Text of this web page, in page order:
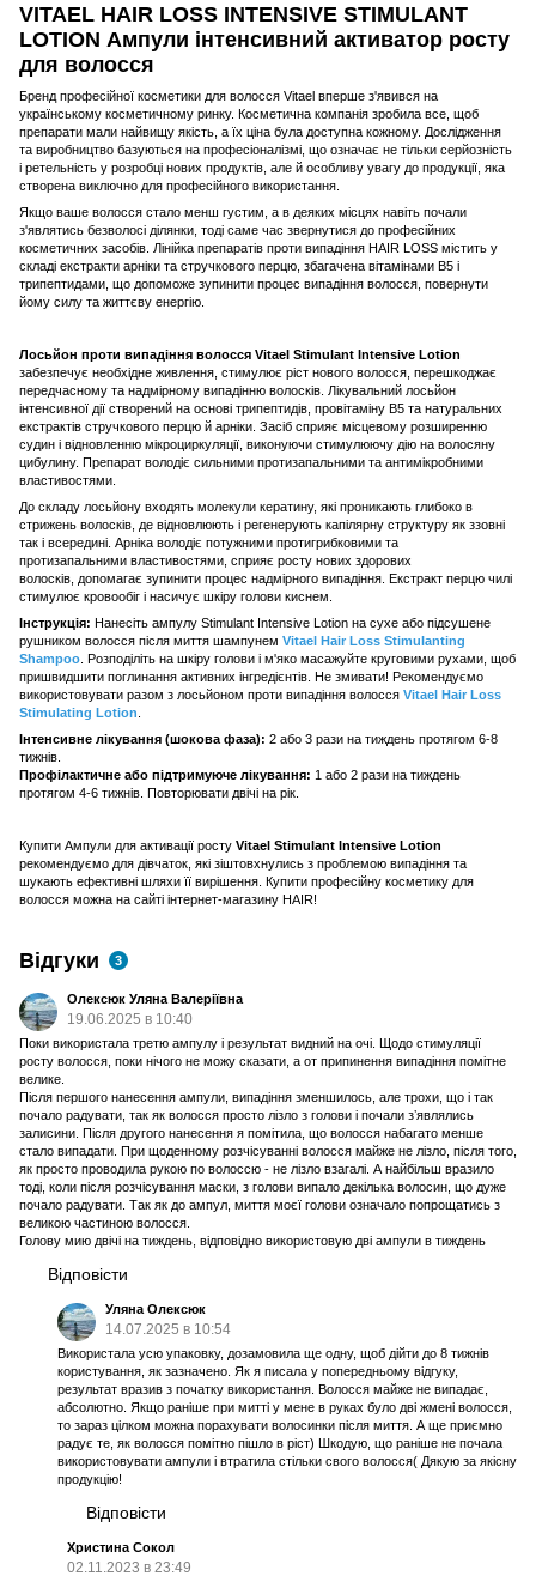
VITAEL HAIR LOSS INTENSIVE STIMULANT
LOTION Ампули інтенсивний активатор росту
для волосся
Бренд професійної косметики для волосся Vitael вперше з'явився на
українському косметичному ринку. Косметична компанія зробила все, щоб
препарати мали найвищу якість, а їх ціна була доступна кожному. Дослідження
та виробництво базуються на професіоналізмі, що означає не тільки серйозність
і ретельність у розробці нових продуктів, але й особливу увагу до продукції, яка
створена виключно для професійного використання.
Якщо ваше волосся стало менш густим, а в деяких місцях навіть почали
з'являтись безволосі ділянки, тоді саме час звернутися до професійних
косметичних засобів. Лінійка препаратів проти випадіння HAIR LOSS містить у
складі екстракти арніки та стручкового перцю, збагачена вітамінами В5 і
трипептидами, що допоможе зупинити процес випадіння волосся, повернути
йому силу та життєву енергію.
Лосьйон проти випадіння волосся Vitael Stimulant Intensive Lotion
забезпечує необхідне живлення, стимулює ріст нового волосся, перешкоджає
передчасному та надмірному випадінню волосків. Лікувальний лосьйон
інтенсивної дії створений на основі трипептидів, провітаміну В5 та натуральних
екстрактів стручкового перцю й арніки. Засіб сприяє місцевому розширенню
судин і відновленню мікроциркуляції, виконуючи стимулюючу дію на волосяну
цибулину. Препарат володіє сильними протизапальними та антимікробними
властивостями.
До складу лосьйону входять молекули кератину, які проникають глибоко в
стрижень волосків, де відновлюють і регенерують капілярну структуру як ззовні
так і всередині. Арніка володіє потужними протигрибковими та
протизапальними властивостями, сприяє росту нових здорових
волосків, допомагає зупинити процес надмірного випадіння. Екстракт перцю чилі
стимулює кровообіг і насичує шкіру голови киснем.
Інструкція: Нанесіть ампулу Stimulant Intensive Lotion на сухе або підсушене
рушником волосся після миття шампунем Vitael Hair Loss Stimulanting
Shampoo . Розподіліть на шкіру голови і м'яко масажуйте круговими рухами, щоб
пришвидшити поглинання активних інгредієнтів. Не змивати! Рекомендуємо
використовувати разом з лосьйоном проти випадіння волосся Vitael Hair Loss
Stimulating Lotion
Інтенсивне лікування (шокова фаза): 2 або 3 рази на тиждень протягом 6-8
тижнів.
Профілактичне або підтримуюче лікування: 1 або 2 рази на тиждень
протягом 4-6 тижнів. Повторювати двічі на рік.
Купити Ампули для активації росту Vitael Stimulant Intensive Lotion
рекомендуємо для дівчаток, які зіштовхнулись з проблемою випадіння та
шукають ефективні шляхи її вирішення. Купити професійну косметику для
волосся можна на сайті інтернет-магазину HAIR!
Відгуки 3
Олексюк Уляна Валеріївна
19.06.2025 в 10:40
Поки використала третю ампулу і результат видний на очі. Щодо стимуляції
росту волосся, поки нічого не можу сказати, а от припинення випадіння помітне
велике.
Після першого нанесення ампули, випадіння зменшилось, але трохи, що і так
почало радувати, так як волосся просто лізло з голови і почали зʼявлялись
залисини. Після другого нанесення я помітила, що волосся набагато менше
стало випадати. При щоденному розчісуванні волосся майже не лізло, після того,
як просто проводила рукою по волоссю - не лізло взагалі. А найбільш вразило
тоді, коли після розчісування маски, з голови випало декілька волосин, що дуже
почало радувати. Так як до ампул, миття моєї голови означало попрощатись з
великою частиною волосся.
Голову мию двічі на тиждень, відповідно використовую дві ампули в тиждень
Відповісти
Уляна Олексюк
14.07.2025 в 10:54
Використала усю упаковку, дозамовила ще одну, щоб дійти до 8 тижнів
користування, як зазначено. Як я писала у попередньому відгуку,
результат вразив з початку використання. Волосся майже не випадає,
абсолютно. Якщо раніше при митті у мене в руках було дві жмені волосся,
то зараз цілком можна порахувати волосинки після миття. А ще приємно
радує те, як волосся помітно пішло в ріст) Шкодую, що раніше не почала
використовувати ампули і втратила стільки свого волосся( Дякую за якісну
продукцію!
Відповісти
Христина Сокол
02.11.2023 в 23:49